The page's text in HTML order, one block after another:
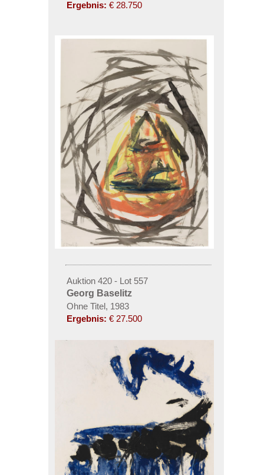
Ergebnis: € 28.750
Auktion 420 - Lot 557
Georg Baselitz
Ohne Titel, 1983
Ergebnis: € 27.500